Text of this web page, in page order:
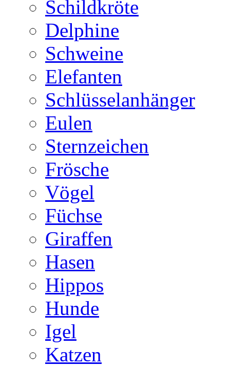
Schildkröte
Delphine
Schweine
Elefanten
Schlüsselanhänger
Eulen
Sternzeichen
Frösche
Vögel
Füchse
Giraffen
Hasen
Hippos
Hunde
Igel
Katzen